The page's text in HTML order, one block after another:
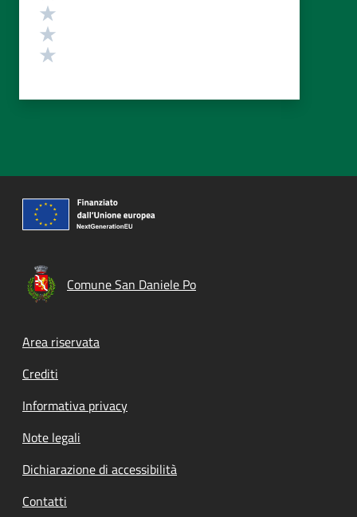
Comune San Daniele Po
Footer menu
Area riservata
Crediti
Informativa privacy
Note legali
Dichiarazione di accessibilità
Contatti